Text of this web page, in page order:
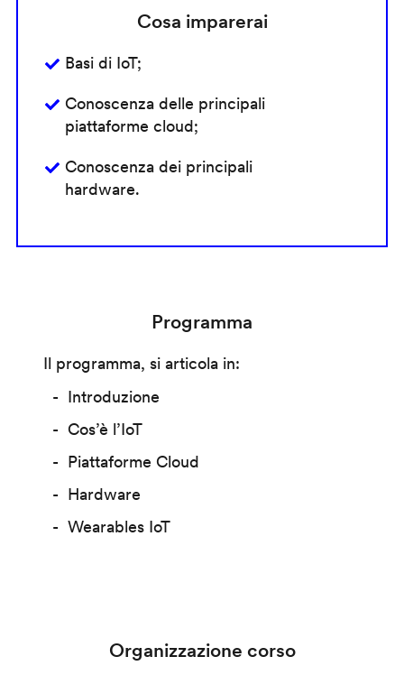
Cosa imparerai
Basi di IoT;
Conoscenza delle principali
piattaforme cloud;
Conoscenza dei principali
hardware.
Programma
Il programma, si articola in:
Introduzione
Cos’è l’IoT
Piattaforme Cloud
Hardware
Wearables IoT
Organizzazione corso